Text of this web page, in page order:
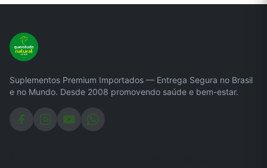
Suplementos Premium Importados — Entrega Segura no Brasil
e no Mundo. Desde 2008 promovendo saúde e bem-estar.